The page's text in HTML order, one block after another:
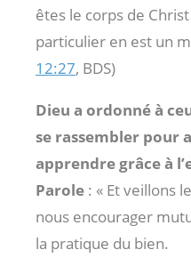
êtes le corps de
particulier en est un
12:27, BDS)
Dieu a ordonné à
se rassembler pour
apprendre grâce à
Parole : « Et veillons
nous encourager
la pratique du bien.